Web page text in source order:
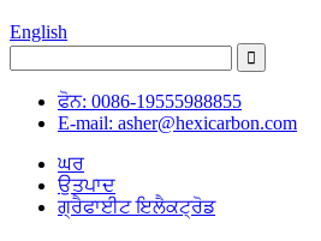
English
ਫੋਨ: 0086-19555988855
E-mail: asher@hexicarbon.com
ਘਰ
ਉਤਪਾਦ
ਗ੍ਰੈਫਾਈਟ ਇਲੈਕਟ੍ਰੋਡ